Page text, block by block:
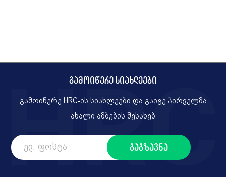
გამოიწერე სიახლეები
გამოიწერე HRC-ის სიახლეები და გაიგე პირველმა
ახალი ამბების შესახებ